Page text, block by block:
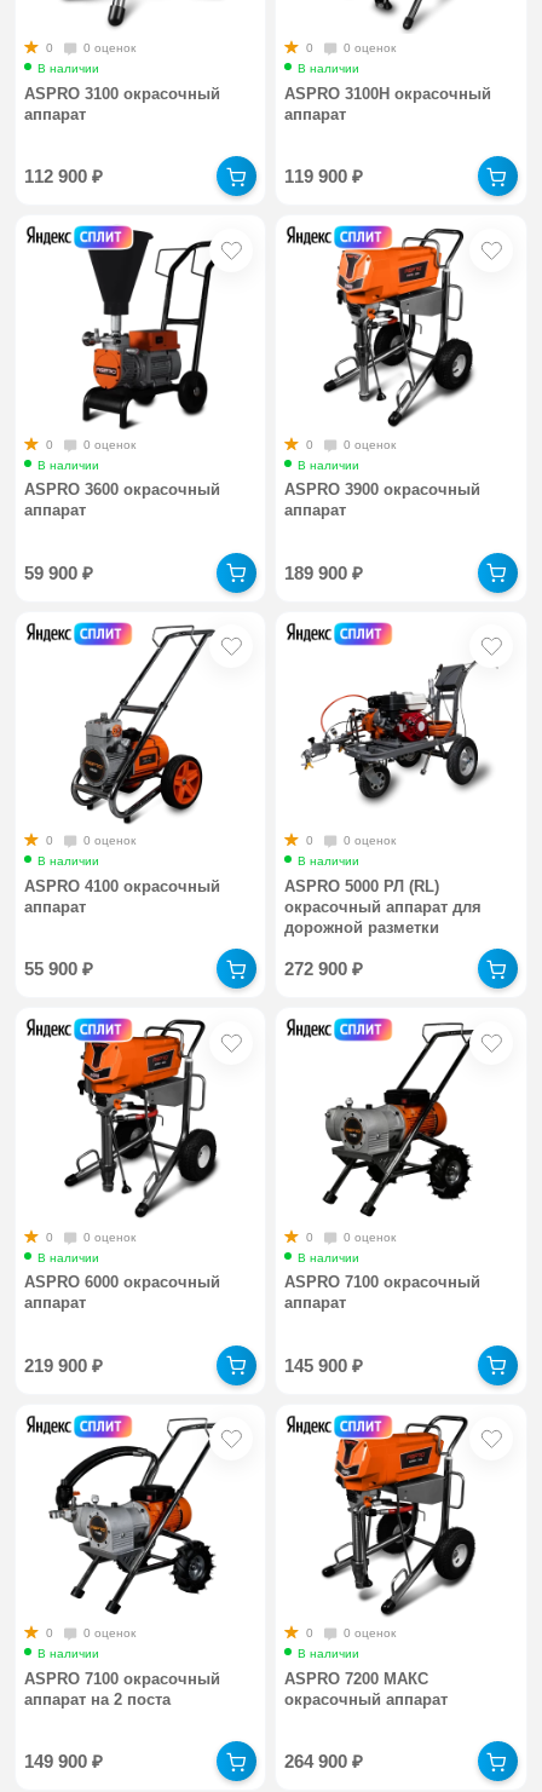
0
0 оценок
В наличии
ASPRO 3100 окрасочный
аппарат
112 900₽
0
0 оценок
В наличии
ASPRO 3100H окрасочный
аппарат
119 900₽
0
0 оценок
В наличии
ASPRO 3600 окрасочный
аппарат
59 900₽
0
0 оценок
В наличии
ASPRO 3900 окрасочный
аппарат
189 900₽
0
0 оценок
В наличии
ASPRO 4100 окрасочный
аппарат
55 900₽
0
0 оценок
В наличии
ASPRO 5000 РЛ (RL)
окрасочный аппарат для
дорожной разметки
272 900₽
0
0 оценок
В наличии
ASPRO 6000 окрасочный
аппарат
219 900₽
0
0 оценок
В наличии
ASPRO 7100 окрасочный
аппарат
145 900₽
0
0 оценок
В наличии
ASPRO 7100 окрасочный
аппарат на 2 поста
149 900₽
0
0 оценок
В наличии
ASPRO 7200 МАКС
окрасочный аппарат
264 900₽